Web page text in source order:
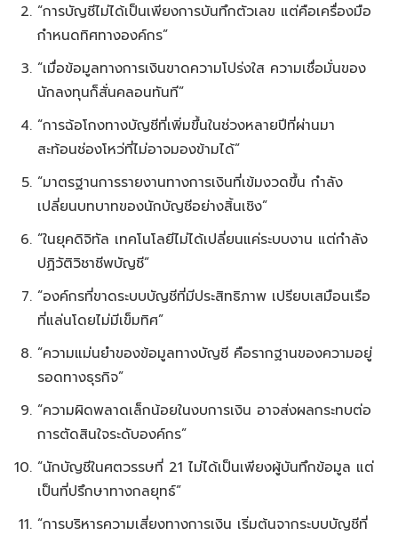
“การบัญชีไม่ได้เป็นเพียงการบันทึกตัวเลข แต่คือเครื่องมือ
กำหนดทิศทางองค์กร”
“เมื่อข้อมูลทางการเงินขาดความโปร่งใส ความเชื่อมั่นของ
นักลงทุนก็สั่นคลอนทันที”
“การฉ้อโกงทางบัญชีที่เพิ่มขึ้นในช่วงหลายปีที่ผ่านมา
สะท้อนช่องโหว่ที่ไม่อาจมองข้ามได้”
“มาตรฐานการรายงานทางการเงินที่เข้มงวดขึ้น กำลัง
เปลี่ยนบทบาทของนักบัญชีอย่างสิ้นเชิง”
“ในยุคดิจิทัล เทคโนโลยีไม่ได้เปลี่ยนแค่ระบบงาน แต่กำลัง
ปฏิวัติวิชาชีพบัญชี”
“องค์กรที่ขาดระบบบัญชีที่มีประสิทธิภาพ เปรียบเสมือนเรือ
ที่แล่นโดยไม่มีเข็มทิศ”
“ความแม่นยำของข้อมูลทางบัญชี คือรากฐานของความอยู่
รอดทางธุรกิจ”
“ความผิดพลาดเล็กน้อยในงบการเงิน อาจส่งผลกระทบต่อ
การตัดสินใจระดับองค์กร”
“นักบัญชีในศตวรรษที่ 21 ไม่ได้เป็นเพียงผู้บันทึกข้อมูล แต่
เป็นที่ปรึกษาทางกลยุทธ์”
“การบริหารความเสี่ยงทางการเงิน เริ่มต้นจากระบบบัญชีที่